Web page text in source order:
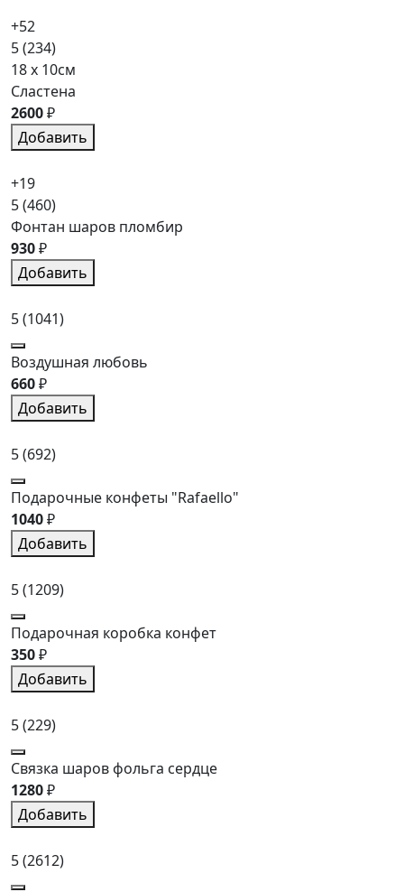
+52
5(234)
18 x 10см
Сластена
2600₽
Добавить
+19
5(460)
Фонтан шаров пломбир
930₽
Добавить
5(1041)
Воздушная любовь
660₽
Добавить
5(692)
Подарочные конфеты "Rafaello"
1040₽
Добавить
5(1209)
Подарочная коробка конфет
350₽
Добавить
5(229)
Связка шаров фольга сердце
1280₽
Добавить
5(2612)